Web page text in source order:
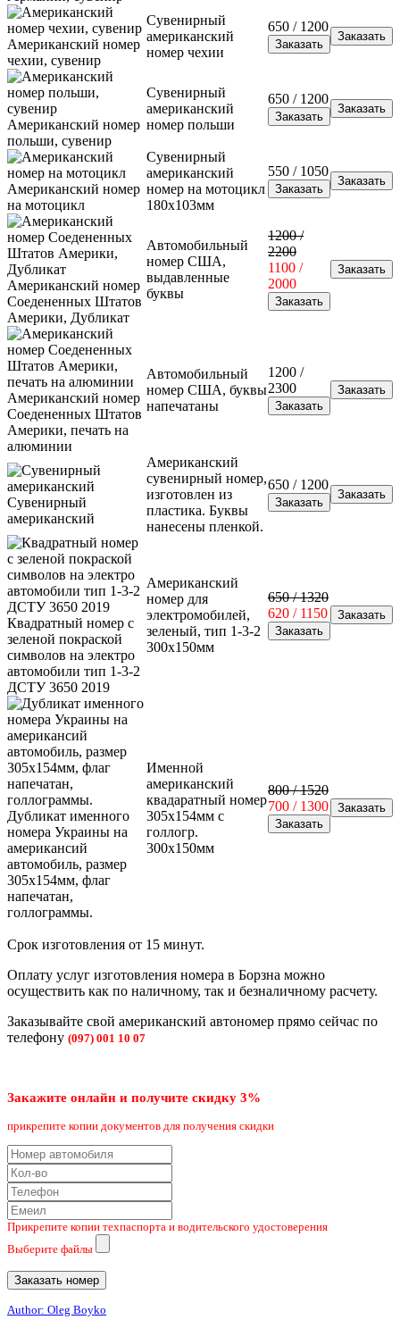
Американский номер
чехии, сувенир
Сувенирный
американский
номер чехии
650 / 1200
Американский номер
польши, сувенир
Сувенирный
американский
номер польши
650 / 1200
Американский номер
на мотоцикл
Сувенирный
американский
номер на мотоцикл
180х103мм
550 / 1050
Американский номер
Соедененных Штатов
Америки, Дубликат
Автомобильный
номер США,
выдавленные
буквы
1200 /
2200
1100 /
2000
Американский номер
Соедененных Штатов
Америки, печать на
алюминии
Автомобильный
номер США, буквы
напечатаны
1200 /
2300
Сувенирный
американский
Американский
сувенирный номер,
изготовлен из
пластика. Буквы
нанесены пленкой.
650 / 1200
Квадратный номер с
зеленой покраской
символов на электро
автомобили тип 1-3-2
ДСТУ 3650 2019
Американский
номер для
электромобилей,
зеленый, тип 1-3-2
300x150мм
650 / 1320
620 / 1150
Дубликат именного
номера Украины на
американсий
автомобиль, размер
305х154мм, флаг
напечатан,
голлограммы.
Именной
американский
квадаратный номер
305х154мм с
голлогр.
300х150мм
800 / 1520
700 / 1300
Срок изготовления от 15 минут.
Оплату услуг изготовления номера в Борзна можно
осуществить как по наличному, так и безналичному расчету.
Заказывайте свой американский автономер прямо сейчас по
телефону (097) 001 10 07
Закажите онлайн и получите скидку 3%
прикрепите копии документов для получения скидки
Прикрепите копии техпаспорта и водительского удостоверения
Выберите файлы
Author: Oleg Boyko